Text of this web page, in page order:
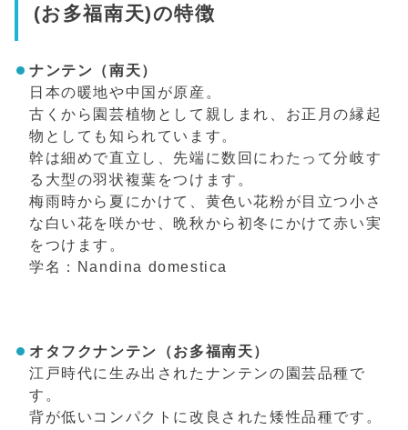
(お多福南天)の特徴
ナンテン（南天）
日本の暖地や中国が原産。
古くから園芸植物として親しまれ、お正月の縁起
物としても知られています。
幹は細めで直立し、先端に数回にわたって分岐す
る大型の羽状複葉をつけます。
梅雨時から夏にかけて、黄色い花粉が目立つ小さ
な白い花を咲かせ、晩秋から初冬にかけて赤い実
をつけます。
学名：Nandina domestica
オタフクナンテン（お多福南天）
江戸時代に生み出されたナンテンの園芸品種で
す。
背が低いコンパクトに改良された矮性品種です。